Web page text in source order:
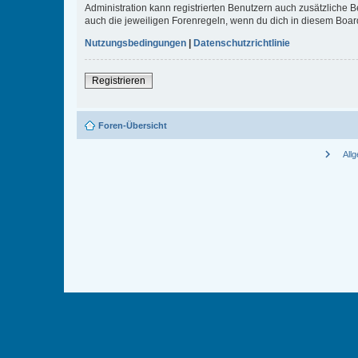
Administration kann registrierten Benutzern auch zusätzliche
auch die jeweiligen Forenregeln, wenn du dich in diesem
Nutzungsbedingungen | Datenschutzrichtlinie
Registrieren
Foren-Übersicht
chevron_right